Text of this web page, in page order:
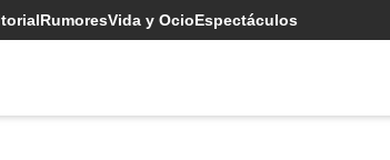
RumoresVida y OcioEspectáculos